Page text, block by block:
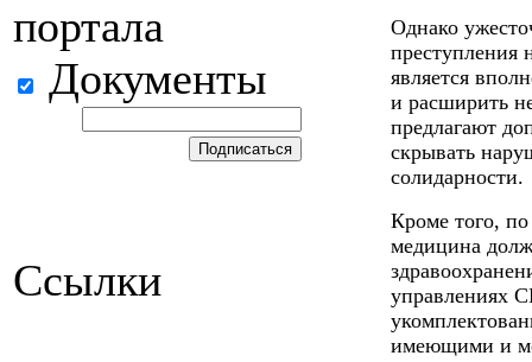
портала
Документы
Ссылки
Однако
преступления
является
и расширить
предлагают
скрывать
солидарности.
Кроме того,
медицина
управлениях
имеющими и